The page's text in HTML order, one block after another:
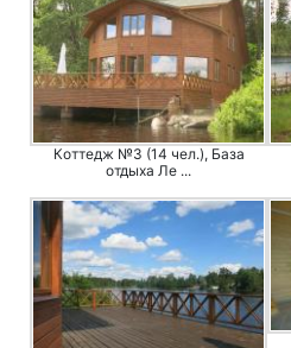
Коттедж №3 (14 чел.), База
отдыха Ле ...